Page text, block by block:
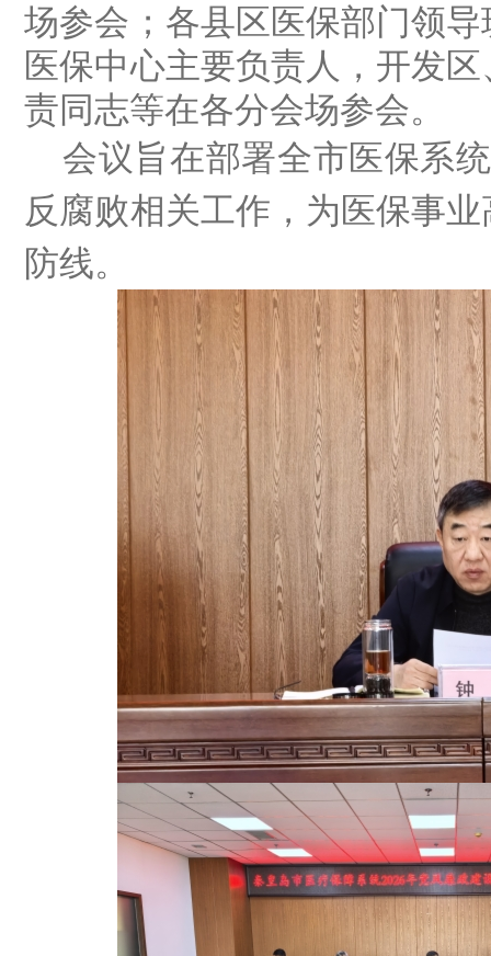
场参会；各县区医保部门领
医保中心主要负责人，开发
责同志等在各分会场参会。
会议旨在部署全市医保系统
反腐败相关工作，为医保事
防线。